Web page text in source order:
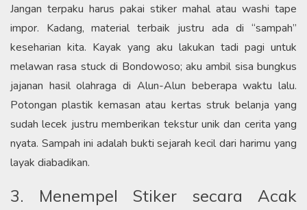
​Jangan terpaku harus pakai stiker mahal atau washi tape
impor. Kadang, material terbaik justru ada di “sampah”
keseharian kita. Kayak yang aku lakukan tadi pagi untuk
melawan rasa stuck di Bondowoso; aku ambil sisa bungkus
jajanan hasil olahraga di Alun-Alun beberapa waktu lalu.
Potongan plastik kemasan atau kertas struk belanja yang
sudah lecek justru memberikan tekstur unik dan cerita yang
nyata. Sampah ini adalah bukti sejarah kecil dari harimu yang
layak diabadikan.
​3. Menempel Stiker secara Acak